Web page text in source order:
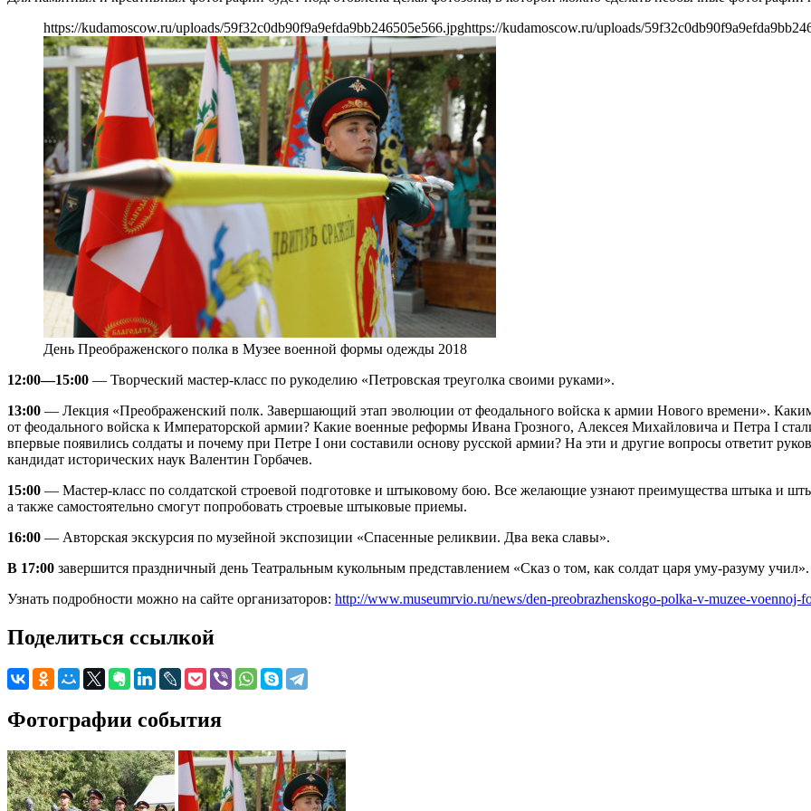
https://kudamoscow.ru/uploads/59f32c0db90f9a9efda9bb246505e566.jpghttps://kudamoscow.ru/uploads/
День Преображенского полка в Музее военной формы одежды 2018
12:00—15:00 — Творческий мастер-класс по рукоделию «Петровская треуголка своими руками».
13:00 — Лекция «Преображенский полк. Завершающий этап эволюции от феодального войска к армии Нового времени».
от феодального войска к Императорской армии? Какие военные реформы Ивана Грозного, Алексея Михайловича и Петра I
впервые появились солдаты и почему при Петре I они составили основу русской армии? На эти и другие вопросы ответит
кандидат исторических наук Валентин Горбачев.
15:00 — Мастер-класс по солдатской строевой подготовке и штыковому бою. Все желающие узнают преимущества штыка и
а также самостоятельно смогут попробовать строевые штыковые приемы.
16:00 — Авторская экскурсия по музейной экспозиции «Спасенные реликвии. Два века славы».
В 17:00 завершится праздничный день Театральным кукольным представлением «Сказ о том, как солдат царя уму-разуму учил».
Узнать подробности можно на сайте организаторов: http://www.museumrvio.ru/news/den-preobrazhenskogo-polka-v-muzee-voennoj-
Поделиться ссылкой
Фотографии события